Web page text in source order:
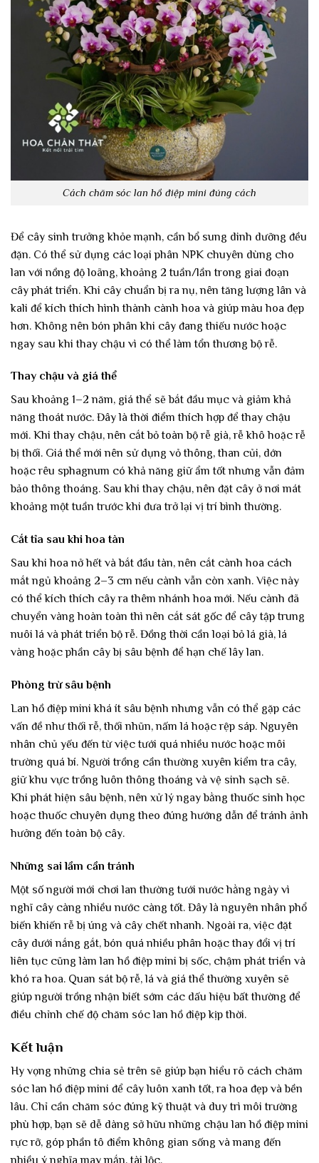
Cách chăm sóc lan hồ điệp mini đúng cách
Để cây sinh trưởng khỏe mạnh, cần bổ sung dinh dưỡng đều
đặn. Có thể sử dụng các loại phân NPK chuyên dùng cho
lan với nồng độ loãng, khoảng 2 tuần/lần trong giai đoạn
cây phát triển. Khi cây chuẩn bị ra nụ, nên tăng lượng lân và
kali để kích thích hình thành cành hoa và giúp màu hoa đẹp
hơn. Không nên bón phân khi cây đang thiếu nước hoặc
ngay sau khi thay chậu vì có thể làm tổn thương bộ rễ.
Thay chậu và giá thể
Sau khoảng 1–2 năm, giá thể sẽ bắt đầu mục và giảm khả
năng thoát nước. Đây là thời điểm thích hợp để thay chậu
mới. Khi thay chậu, nên cắt bỏ toàn bộ rễ già, rễ khô hoặc rễ
bị thối. Giá thể mới nên sử dụng vỏ thông, than củi, dớn
hoặc rêu sphagnum có khả năng giữ ẩm tốt nhưng vẫn đảm
bảo thông thoáng. Sau khi thay chậu, nên đặt cây ở nơi mát
khoảng một tuần trước khi đưa trở lại vị trí bình thường.
Cắt tỉa sau khi hoa tàn
Sau khi hoa nở hết và bắt đầu tàn, nên cắt cành hoa cách
mắt ngủ khoảng 2–3 cm nếu cành vẫn còn xanh. Việc này
có thể kích thích cây ra thêm nhánh hoa mới. Nếu cành đã
chuyển vàng hoàn toàn thì nên cắt sát gốc để cây tập trung
nuôi lá và phát triển bộ rễ. Đồng thời cần loại bỏ lá già, lá
vàng hoặc phần cây bị sâu bệnh để hạn chế lây lan.
Phòng trừ sâu bệnh
Lan hồ điệp mini khá ít sâu bệnh nhưng vẫn có thể gặp các
vấn đề như thối rễ, thối nhũn, nấm lá hoặc rệp sáp. Nguyên
nhân chủ yếu đến từ việc tưới quá nhiều nước hoặc môi
trường quá bí. Người trồng cần thường xuyên kiểm tra cây,
giữ khu vực trồng luôn thông thoáng và vệ sinh sạch sẽ.
Khi phát hiện sâu bệnh, nên xử lý ngay bằng thuốc sinh học
hoặc thuốc chuyên dụng theo đúng hướng dẫn để tránh ảnh
hưởng đến toàn bộ cây.
Những sai lầm cần tránh
Một số người mới chơi lan thường tưới nước hằng ngày vì
nghĩ cây càng nhiều nước càng tốt. Đây là nguyên nhân phổ
biến khiến rễ bị úng và cây chết nhanh. Ngoài ra, việc đặt
cây dưới nắng gắt, bón quá nhiều phân hoặc thay đổi vị trí
liên tục cũng làm lan hồ điệp mini bị sốc, chậm phát triển và
khó ra hoa. Quan sát bộ rễ, lá và giá thể thường xuyên sẽ
giúp người trồng nhận biết sớm các dấu hiệu bất thường để
điều chỉnh chế độ chăm sóc lan hồ điệp kịp thời.
Kết luận
Hy vọng những chia sẻ trên sẽ giúp bạn hiểu rõ cách chăm
sóc lan hồ điệp mini để cây luôn xanh tốt, ra hoa đẹp và bền
lâu. Chỉ cần chăm sóc đúng kỹ thuật và duy trì môi trường
phù hợp, bạn sẽ dễ dàng sở hữu những chậu lan hồ điệp mini
rực rỡ, góp phần tô điểm không gian sống và mang đến
nhiều ý nghĩa may mắn, tài lộc.